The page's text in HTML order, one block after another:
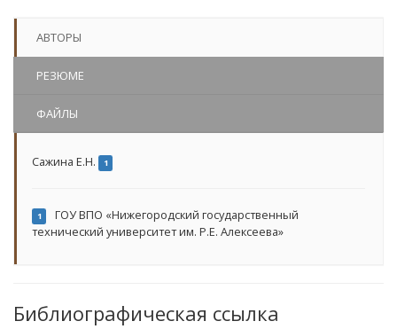
АВТОРЫ
РЕЗЮМЕ
ФАЙЛЫ
Сажина Е.Н. 1
1
ГОУ ВПО «Нижегородский государственный
технический университет им. Р.Е. Алексеева»
Библиографическая ссылка